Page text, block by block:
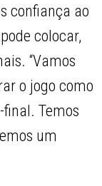
confiança ao
colocar,
“Vamos
o jogo como
Temos
um